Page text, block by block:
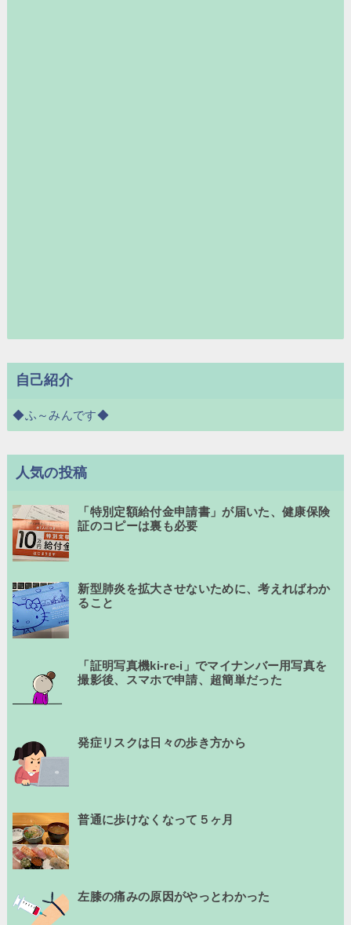
自己紹介
◆ふ～みんです◆
人気の投稿
「特別定額給付金申請書」が届いた、健康保険
証のコピーは裏も必要
新型肺炎を拡大させないために、考えればわか
ること
「証明写真機ki-re-i」でマイナンバー用写真を
撮影後、スマホで申請、超簡単だった
発症リスクは日々の歩き方から
普通に歩けなくなって５ヶ月
左膝の痛みの原因がやっとわかった